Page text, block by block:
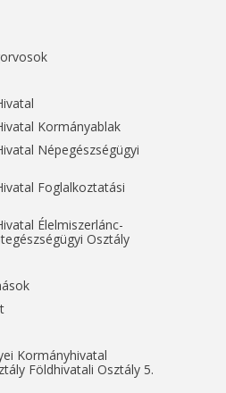
Kormányablak
Népegészségügyi
Foglalkoztatási
Élelmiszerlánc-
Osztály
Kormányhivatal
Földhivatali Osztály 5.